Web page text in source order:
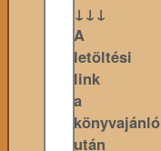
↓↓↓
A
letöltési
link
a
könyvajánló
után